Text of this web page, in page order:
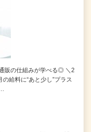
販の仕組みが学べる◎ ＼2
給料に“あと少し”プラス